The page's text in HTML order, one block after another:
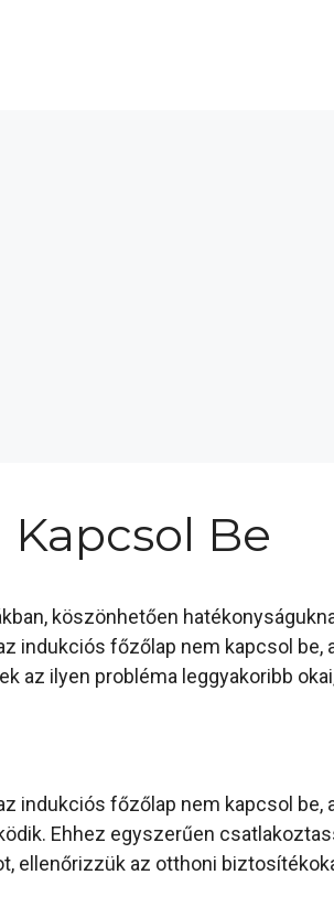
Be
köszönhetően
indukciós főzőlap nem kapcsol
az ilyen probléma leggyakoribb
indukciós főzőlap nem kapcsol be,
Ehhez egyszerűen
ellenőrizzük az otthoni